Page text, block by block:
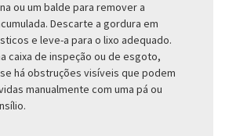
ou um balde para remover a
Descarte a gordura em
e leve-a para o lixo adequado.
caixa de inspeção ou de esgoto,
há obstruções visíveis que podem
manualmente com uma pá ou